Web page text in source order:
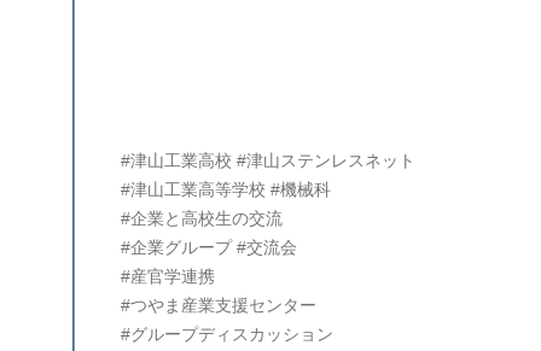
#津山工業高校 #津山ステンレスネット
#津山工業高等学校 #機械科
#企業と高校生の交流
#企業グループ #交流会
#産官学連携
#つやま産業支援センター
#グループディスカッション